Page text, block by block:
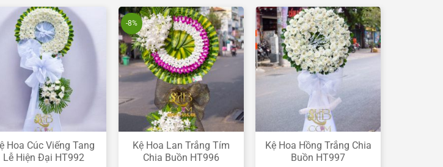
theo
mới
nhất
Hoa Cúc Viếng Tang
Lễ Hiện Đại HT992
-8%
Kệ Hoa Lan Trắng Tím
Chia Buồn HT996
Kệ Hoa Hồng Trắng Chia
Buồn HT997